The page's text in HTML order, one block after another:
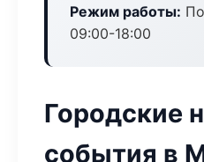
Режим работы:
09:00-18:00
Городские
события в